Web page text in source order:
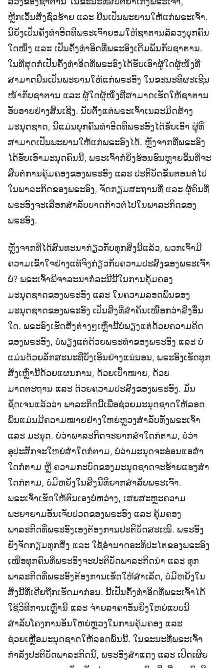
ຫຼີກເວັ້ນສິ່ງຊົ່ວຮ້າຍ ແລະ ຢືນເປັນພະຍານໃຫ້ແກ່ພຣະເຈົ້າ.
ນີ້ຍັງເປັນຄັ້ງທຳອິດທີ່ພຣະເຈົ້າຍອມໃຫ້ຊາຕານລໍ້ລວງບຸກຄົນ
ໃດໜຶ່ງ ແລະ ເປັນຄັ້ງທຳອິດທີ່ພຣະອົງເດີມພັນກັບຊາຕານ.
ໃນທີ່ສຸດກໍເປັນຄັ້ງທຳອິດທີ່ພຣະອົງໄດ້ຮັບເອົາຜູ້ໃດຜູ້ໜຶ່ງທີ່
ສາມາດຢືນເປັນພະຍານໃຫ້ແກ່ພຣະອົງ ໃນຂະນະທີ່ຜະເຊີນ
ໜ້າກັບຊາຕານ ແລະ ຜູ້ໃດຜູ້ໜຶ່ງທີ່ສາມາດເຮັດໃຫ້ຊາຕານ
ອັບອາຍຢ່າງສິ້ນເຊີງ. ນັບຕັ້ງແຕ່ພຣະເຈົ້າເນລະມິດສ້າງ
ມະນຸດຊາດ, ນີ້ແມ່ນບຸກຄົນທຳອິດທີ່ພຣະອົງໄດ້ຮັບເອົາ ຜູ້ທີ່
ສາມາດເປັນພະຍານໃຫ້ແກ່ພຣະອົງໄດ້. ຫຼັງຈາກທີ່ພຣະອົງ
ໄດ້ຮັບເອົາມະນຸດຄົນນີ້, ພຣະເຈົ້າກໍຍິ່ງຮ້ອນຮົນຫຼາຍຂຶ້ນທີ່ຈະ
ສືບຕໍ່ການຄຸ້ມຄອງຂອງພຣະອົງ ແລະ ປະຕິບັດຂັ້ນຕອນຕໍ່ໄປ
ໃນພາລະກິດຂອງພຣະອົງ, ຈັດກຽມສະຖານທີ່ ແລະ ຜູ້ຄົນທີ່
ພຣະອົງຈະເລືອກສຳລັບບາດກ້າວຕໍ່ໄປໃນພາລະກິດຂອງ
ພຣະອົງ.
ຫຼັງຈາກທີ່ໄດ້ສົນທະນາກ່ຽວກັບທຸກສິ່ງນີ້ແລ້ວ, ພວກເຈົ້າມີ
ຄວາມເຂົ້າໃຈຢ່າງແທ້ຈິງກ່ຽວກັບຄວາມປະສົງຂອງພຣະເຈົ້າ
ບໍ່? ພຣະເຈົ້າພິຈາລະນາກໍລະນີນີ້ໃນການຄຸ້ມຄອງ
ມະນຸດຊາດຂອງພຣະອົງ ແລະ ໃນຄວາມລອດພົ້ນຂອງ
ມະນຸດຊາດຂອງພຣະອົງ ເປັນສິ່ງທີ່ສຳຄັນເໜືອກວ່າສິ່ງອື່ນ
ໃດ. ພຣະອົງເຮັດສິ່ງຕ່າງໆເຫຼົ່ານີ້ບໍ່ພຽງແຕ່ດ້ວຍຄວາມຄິດ
ຂອງພຣະອົງ, ບໍ່ພຽງແຕ່ດ້ວຍພຣະທຳຂອງພຣະອົງ ແລະ ບໍ່
ແມ່ນດ້ວຍລັກສະນະທີ່ບັງເອີນຢ່າງແນ່ນອນ, ພຣະອົງເຮັດທຸກ
ສິ່ງເຫຼົ່ານີ້ດ້ວຍແຜນການ, ດ້ວຍເປົ້າໝາຍ, ດ້ວຍ
ມາດຕະຖານ ແລະ ດ້ວຍຄວາມປະສົງຂອງພຣະອົງ. ມັນ
ຊັດເຈນແລ້ວວ່າ ພາລະກິດນີ້ເພື່ອຊ່ວຍມະນຸດຊາດໃຫ້ລອດ
ພົ້ນແມ່ນມີຄວາມໝາຍຢ່າງໃຫຍ່ຫຼວງສຳລັບທັງພຣະເຈົ້າ
ແລະ ມະນຸດ. ບໍ່ວ່າພາລະກິດຈະຍາກສໍ່າໃດກໍຕາມ, ບໍ່ວ່າ
ອຸປະສັກຈະໃຫຍ່ສໍ່າໃດກໍຕາມ, ບໍ່ວ່າມະນຸດຈະອ່ອນແອສໍ່າ
ໃດກໍຕາມ ຫຼື ຄວາມກະບົດຂອງມະນຸດຊາດຈະຮ້າຍແຮງສໍ່າ
ໃດກໍຕາມ, ບໍ່ມີຫຍັງໃນສິ່ງນີ້ທີ່ຍາກສຳລັບພຣະເຈົ້າ.
ພຣະເຈົ້າເຮັດໃຫ້ຕົນເອງບໍ່ຫວ່າງ, ເສຍສະຫຼະຄວາມ
ພະຍາຍາມອັນເຈັບປວດຂອງພຣະອົງ ແລະ ຄຸ້ມຄອງ
ພາລະກິດທີ່ພຣະອົງເອງຕ້ອງການປະຕິບັດສະເໝີ. ພຣະອົງ
ຍັງຈັດກຽມທຸກສິ່ງ ແລະ ໃຊ້ອຳນາດອະທິປະໄຕຂອງພຣະອົງ
ເໜືອທຸກຄົນທີ່ພຣະອົງຈະປະຕິບັດພາລະກິດນໍາ ແລະ ທຸກ
ພາລະກິດທີ່ພຣະອົງຕ້ອງການເຮັດໃຫ້ສຳເລັດ, ບໍ່ມີຫຍັງໃນ
ສິ່ງນີ້ທີ່ເຄີຍຖືກເຮັດມາກ່ອນ. ນີ້ເປັນຄັ້ງທຳອິດທີ່ພຣະເຈົ້າໄດ້
ໃຊ້ວິທີການເຫຼົ່ານີ້ ແລະ ຈ່າຍລາຄາອັນຍິ່ງໃຫຍ່ແບບນີ້
ສຳລັບໂຄງການອັນໃຫຍ່ຫຼວງໃນການຄຸ້ມຄອງ ແລະ
ຊ່ວຍເຫຼືອມະນຸດຊາດໃຫ້ລອດພົ້ນນີ້. ໃນຂະນະທີ່ພຣະເຈົ້າ
ກຳລັງປະຕິບັດພາລະກິດນີ້, ພຣະອົງສຳແດງ ແລະ ເປີດເຜີຍ